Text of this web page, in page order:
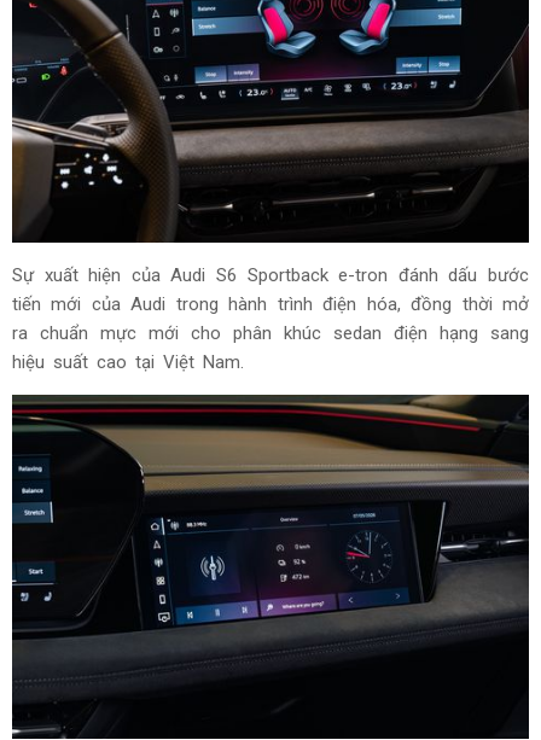
Audi S6 Sportback e-tron cũng được trang bị hàng loạt công
nghệ hỗ trợ lái tiên tiến như hỗ trợ hành trình thích ứng, hỗ
trợ lái và hỗ trợ đỗ xe, góp phần nâng cao tính an toàn và
giảm tải cho người lái.
Sự xuất hiện của Audi S6 Sportback e-tron đánh dấu bước
tiến mới của Audi trong hành trình điện hóa, đồng thời mở
ra chuẩn mực mới cho phân khúc sedan điện hạng sang
hiệu suất cao tại Việt Nam.